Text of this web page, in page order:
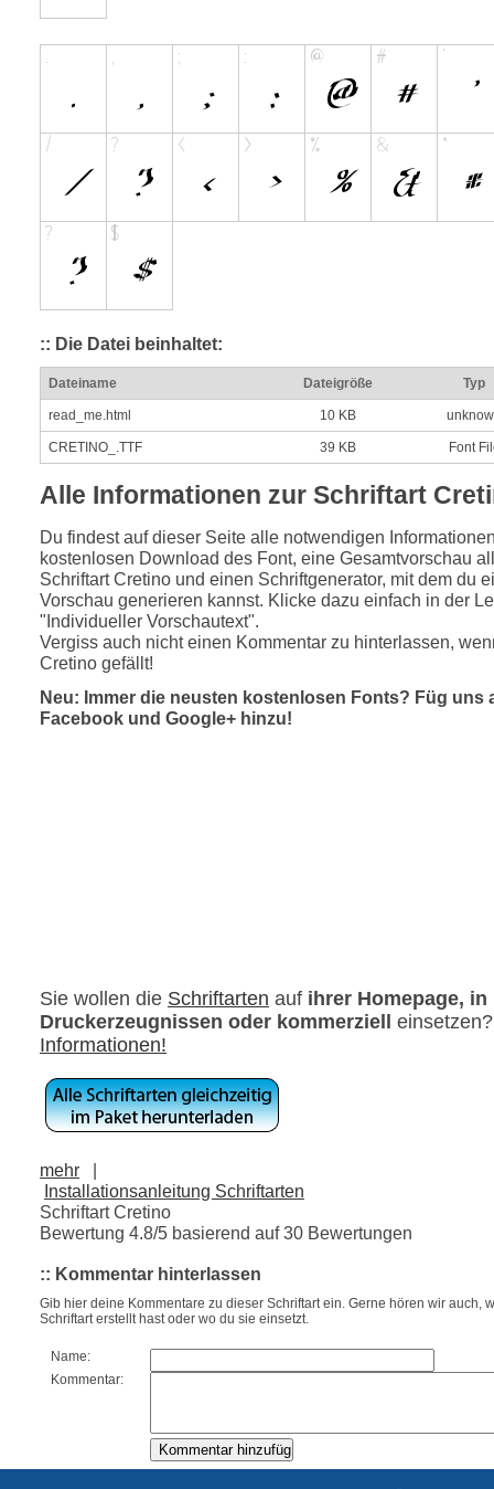
:: Die Datei beinhaltet:
Dateiname Dateigröße Typ
read_me.html 10 KB
CRETINO_.TTF 39 KB Font
Alle Informationen zur Schriftart
Du findest auf dieser Seite alle notwendigen
kostenlosen Download des Font, eine Gesamtvorschau
Schriftart Cretino und einen Schriftgenerator, mit dem du
Vorschau generieren kannst. Klicke dazu einfach in der
"Individueller Vorschautext".
Vergiss auch nicht einen Kommentar zu hinterlassen,
Cretino gefällt!
Neu: Immer die neusten kostenlosen Fonts? Füg uns
Facebook und Google+ hinzu!
Sie wollen die Schriftarten auf ihrer Homepage, in
Druckerzeugnissen oder kommerziell
Informationen!
mehr
|
Installationsanleitung Schriftarten
Schriftart Cretino
Bewertung 4.8/5 basierend auf30 Bewertungen
:: Kommentar hinterlassen
Gib hier deine Kommentare zu dieser Schriftart ein. Gerne hören wir auch,
Schriftart erstellt hast oder wo du sie einsetzt.
Name:
Kommentar: